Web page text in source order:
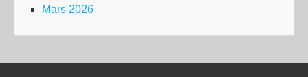
Mars 2026